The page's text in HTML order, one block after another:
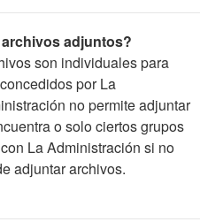
adjuntos?
son individuales para
por La
no permite adjuntar
o solo ciertos grupos
La Administración si no
adjuntar archivos.